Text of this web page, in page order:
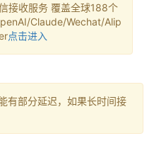
接收服务 覆盖全球188个
Claude/Wechat/Alip
点击进入
有部分延迟，如果长时间接